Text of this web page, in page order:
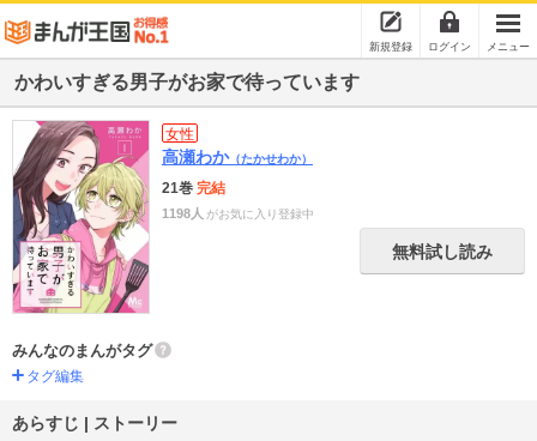
新規登録 ログイン メニュー
かわいすぎる男子がお家で待っています
女性
高瀬わか（たかせわか）
21巻 完結
1198人 がお気に入り登録中
無料試し読み
みんなのまんがタグ
タグ編集
あらすじ | ストーリー